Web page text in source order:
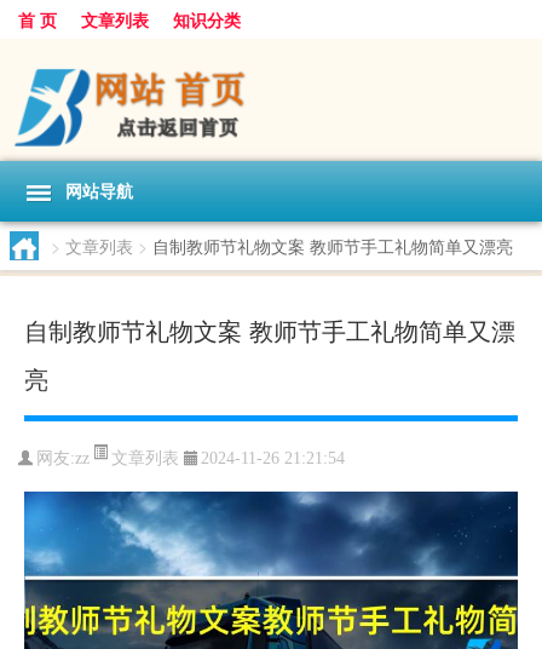
首 页 文章列表 知识分类
网站导航
> 文章列表 > 自制教师节礼物文案 教师节手工礼物简单又漂亮
自制教师节礼物文案 教师节手工礼物简单又漂
亮
网友:zz 文章列表 2024-11-26 21:21:54